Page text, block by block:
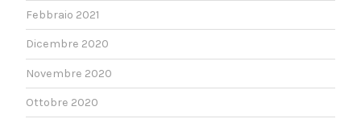
Febbraio 2021
Dicembre 2020
Novembre 2020
Ottobre 2020